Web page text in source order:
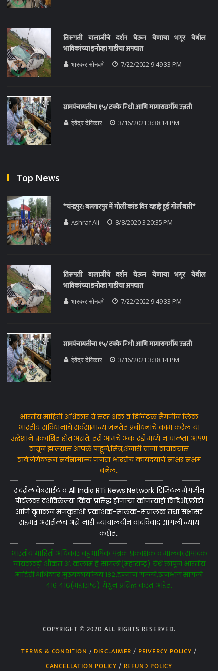
तिरूपती बालाजीचे दर्शन घेऊन येणाऱ्या भगूर येथील
भाविकांच्या इनोव्हा गाडीचा अपघात
भास्कर सोनवणे 7/22/2022 9:49:33 PM
ग्रामपंचायतीचा १५/ टक्के निधी आणि मागासवर्गीय उन्नती
देवेंद्र देविकार 3/16/2021 3:38:14 PM
Top News
*चंन्द्रपुर: बल्लारपुर में गोली कांड दिन दहाड़े हुई गोलीबारी*
Ashraf Ali 8/8/2020 3:20:35 PM
तिरूपती बालाजीचे दर्शन घेऊन येणाऱ्या भगूर येथील
भाविकांच्या इनोव्हा गाडीचा अपघात
भास्कर सोनवणे 7/22/2022 9:49:33 PM
ग्रामपंचायतीचा १५/ टक्के निधी आणि मागासवर्गीय उन्नती
देवेंद्र देविकार 3/16/2021 3:38:14 PM
भारतीय माहिती अधिकार चे सदर अंक व डिजिटल मैगजीन लिंक
भारतीय संविधानाचे सर्वसामान्य जनतेत प्रबोधनाचे काम करेल या
उद्धेशाने प्रकाशित होत असते, तरी आमचे अंक रद्दी मध्ये न घालता आपण
वाचून झाल्यास आपले पाहूने,मित्र,शेजारी यांना वाचावयास
द्यावे.जेणेकरून सर्वसामान्य जनता भारतीय कायदयाने साक्षर सक्षम
बनेल..
सदरील वेबसाईट व All India RTi News Network डिजिटल मैगजीन
पोर्टलवर दर्शविलेल्या किंवा प्रसिद्ध होणाऱ्या कोणत्याही विडिओ,फ़ोटो
आणि वृतांकन मजकुराशी प्रकाशक-मालक-संचालक तथा सभासद
सहमत असतीलच असे नाही न्यायालयीन वादविवाद सांगली न्याय
कक्षेत..
भारतीय माहिती अधिकार बहुभाषिक पत्रक प्रकाशक व मालक,संपादक
नायकवड़ी शौकत अ. कलाम हे सांगली(महाराष्ट्र) येथे छापून भारतीय
माहिती अधिकार मुख्यकार्यालय १८२,हन्नान गल्ली,खनभाग,सांगली
४१६ ४१६(महाराष्ट्र) येथून प्रसिद्ध करत आहेत.
COPYRIGHT © 2020 ALL RIGHTS RESERVED.
TERMS & CONDITION / DISCLAIMER / PRIVERCY POLICY /
CANCELLATION POLICY / REFUND POLICY